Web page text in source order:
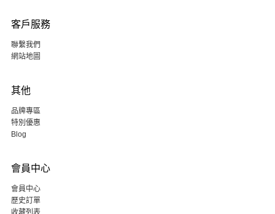
客戶服務
聯繫我們
網站地圖
其他
品牌專區
特別優惠
Blog
會員中心
會員中心
歷史訂單
收藏列表